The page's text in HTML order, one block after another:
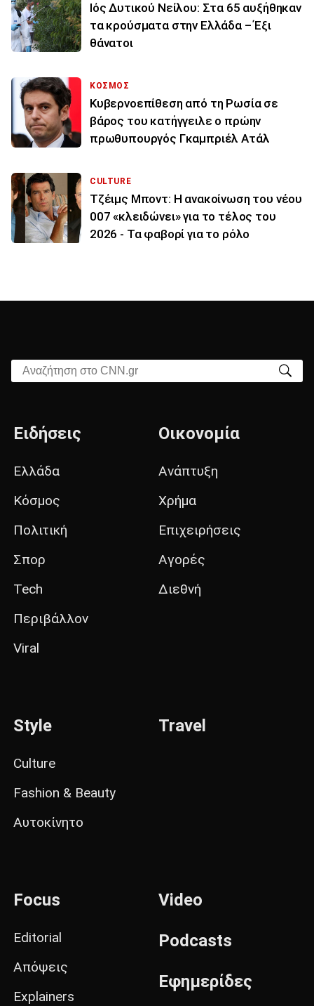
Ιός Δυτικού Νείλου: Στα 65 αυξήθηκαν
τα κρούσματα στην Ελλάδα – Έξι
θάνατοι
ΚΟΣΜΟΣ
Κυβερνοεπίθεση από τη Ρωσία σε
βάρος του κατήγγειλε ο πρώην
πρωθυπουργός Γκαμπριέλ Ατάλ
CULTURE
Τζέιμς Μποντ: Η ανακοίνωση του νέου
007 «κλειδώνει» για το τέλος του
2026 - Τα φαβορί για το ρόλο
Αναζήτηση στο CNN.gr
Ειδήσεις
Ελλάδα
Κόσμος
Πολιτική
Σπορ
Tech
Περιβάλλον
Viral
Οικονομία
Ανάπτυξη
Χρήμα
Επιχειρήσεις
Αγορές
Διεθνή
Style
Culture
Fashion & Beauty
Αυτοκίνητο
Travel
Focus
Editorial
Απόψεις
Explainers
Video
Podcasts
Εφημερίδες